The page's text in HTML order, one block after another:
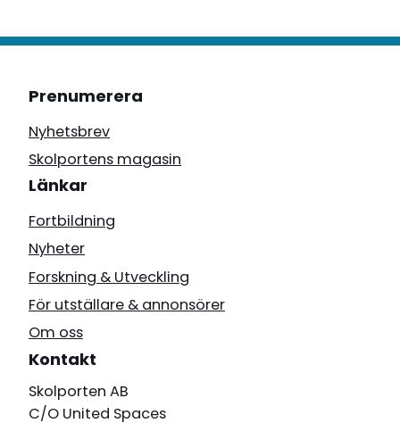
Prenumerera
Nyhetsbrev
Skolportens magasin
Länkar
Fortbildning
Nyheter
Forskning & Utveckling
För utställare & annonsörer
Om oss
Kontakt
Skolporten AB
C/O United Spaces